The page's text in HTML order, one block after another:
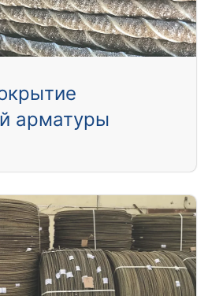
арматуры